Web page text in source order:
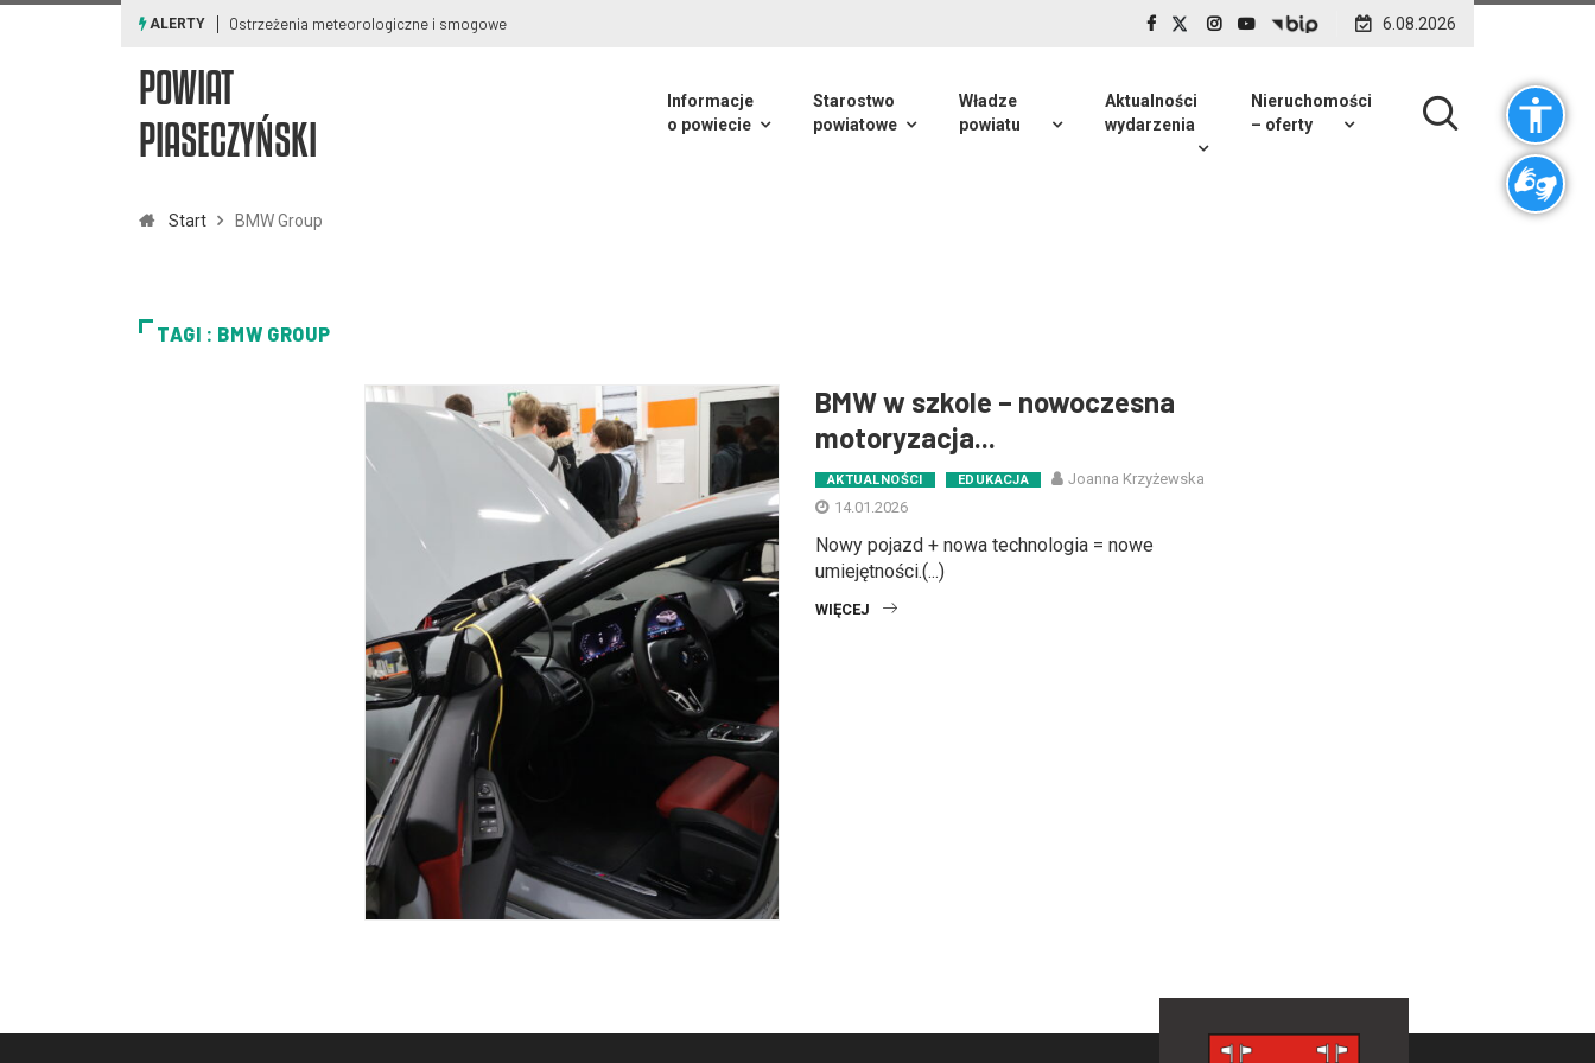
ALERTY Ostrzeżenia meteorologiczne i smogowe 6.08.2026
POWIAT
PIASECZYŃSKI
Informacje
o powiecie
Starostwo
powiatowe
Władze
powiatu
Aktualności
wydarzenia
Nieruchomości
– oferty
Start BMW Group
TAGI : BMW GROUP
BMW w szkole – nowoczesna
motoryzacja...
AKTUALNOŚCI EDUKACJA
Joanna Krzyżewska
14.01.2026
Nowy pojazd + nowa technologia = nowe
umiejętności.(...)
WIĘCEJ